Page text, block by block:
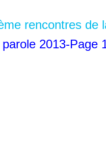
rencontres de